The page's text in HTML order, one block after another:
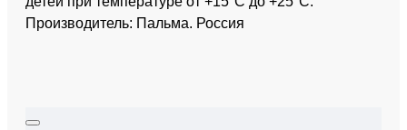
Производитель: Пальма. Россия